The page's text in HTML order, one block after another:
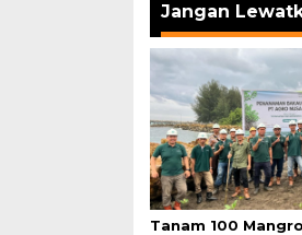
Jangan
Tanam 100